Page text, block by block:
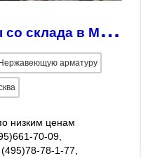
Р
аспродажа арматуры со склада в Москве
арматуру
низким ценам
70-09,
78-1-77,